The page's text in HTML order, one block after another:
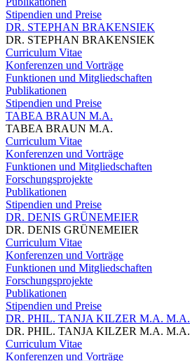
Stipendien und Preise
DR. STEPHAN BRAKENSIEK
DR. STEPHAN BRAKENSIEK
Curriculum Vitae
Konferenzen und Vorträge
Funktionen und Mitgliedschaften
Publikationen
Stipendien und Preise
TABEA BRAUN M.A.
TABEA BRAUN M.A.
Curriculum Vitae
Konferenzen und Vorträge
Funktionen und Mitgliedschaften
Forschungsprojekte
Publikationen
Stipendien und Preise
DR. DENIS GRÜNEMEIER
DR. DENIS GRÜNEMEIER
Curriculum Vitae
Konferenzen und Vorträge
Funktionen und Mitgliedschaften
Forschungsprojekte
Publikationen
Stipendien und Preise
DR. PHIL. TANJA KILZER M.A. M.A.
DR. PHIL. TANJA KILZER M.A. M.A.
Curriculum Vitae
Konferenzen und Vorträge